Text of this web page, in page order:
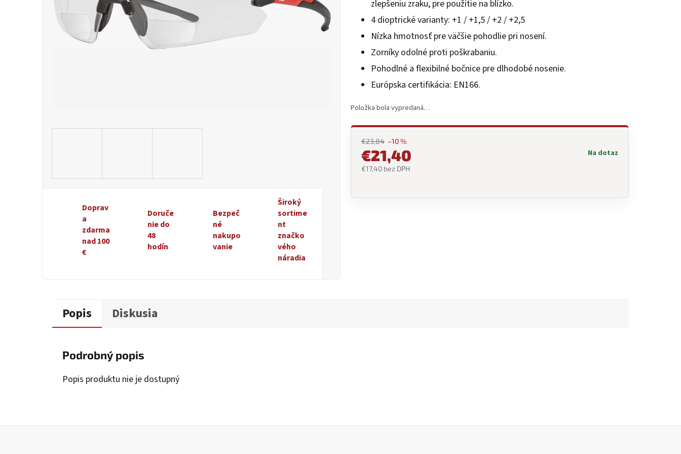
Doprav
a
zdarma
nad 100
€
Doruče
nie do
48
hodín
Bezpeč
né
nakupo
vanie
Široký
sortime
nt
značko
vého
náradia
hviezdičiek.
zlepšeniu zraku, pre použitie na blízko.
4 dioptrické varianty: +1 / +1,5 / +2 / +2,5
Nízka hmotnosť pre väčšie pohodlie pri nosení.
Zorníky odolné proti poškrabaniu.
Pohodlné a flexibilné bočnice pre dlhodobé nosenie.
Európska certifikácia: EN166.
Položka bola vypredaná…
€23,84 –10 %
€21,40
€17,40 bez DPH
Na dotaz
Popis Diskusia
Podrobný popis
Popis produktu nie je dostupný